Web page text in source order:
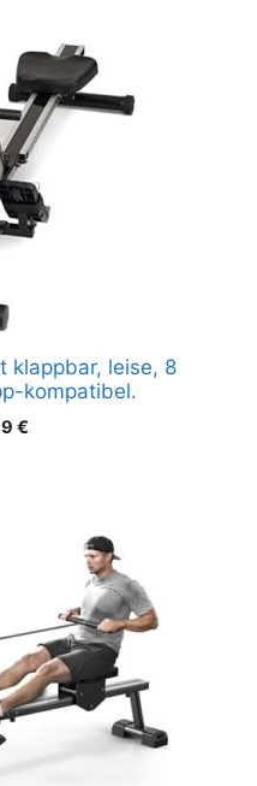
klappbar, leise, 8
kompatibel.
€